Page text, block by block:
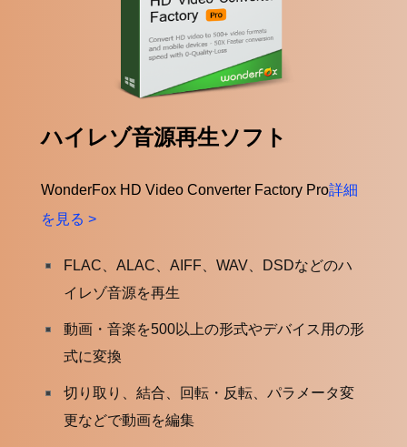
ハイレゾ音源再生ソフト
WonderFox HD Video Converter Factory Pro詳細
を見る >
FLAC、ALAC、AIFF、WAV、DSDなどのハ
イレゾ音源を再生
動画・音楽を500以上の形式やデバイス用の形
式に変換
切り取り、結合、回転・反転、パラメータ変
更などで動画を編集